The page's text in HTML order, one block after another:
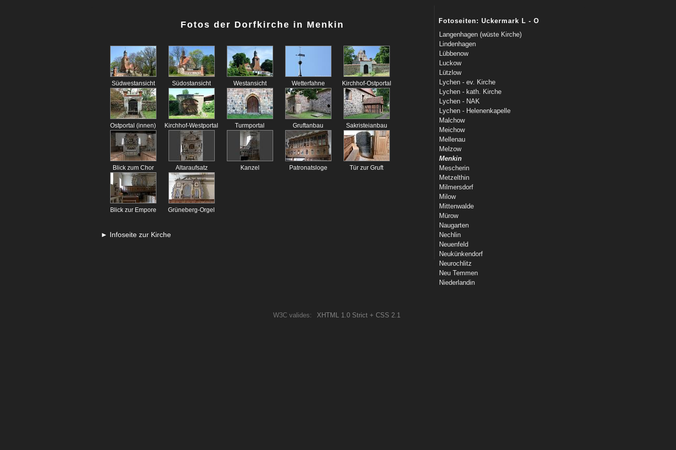
Fotos der Dorfkirche in Menkin
Südwestansicht Südostansicht Westansicht Wetterfahne Kirchhof-Ostportal
Ostportal (innen) Kirchhof-Westportal Turmportal Gruftanbau Sakristeianbau
Blick zum Chor Altaraufsatz Kanzel Patronatsloge Tür zur Gruft
Blick zur Empore Grüneberg-Orgel
► Infoseite zur Kirche
Fotoseiten: Uckermark L - O
Langenhagen (wüste Kirche)
Lindenhagen
Lübbenow
Luckow
Lützlow
Lychen - ev. Kirche
Lychen - kath. Kirche
Lychen - NAK
Lychen - Helenenkapelle
Malchow
Meichow
Mellenau
Melzow
Menkin
Mescherin
Metzelthin
Milmersdorf
Milow
Mittenwalde
Mürow
Naugarten
Nechlin
Neuenfeld
Neukünkendorf
Neurochlitz
Neu Temmen
Niederlandin
W3C valides: XHTML 1.0 Strict + CSS 2.1